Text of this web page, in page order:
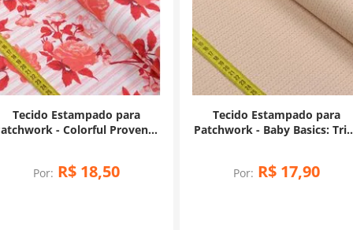
Tecido Estampado para
- Colorful Provence
Por: R$ 18,50
Tecido Estampado para
Patchwork - Baby Basics:
Por: R$ 17,90